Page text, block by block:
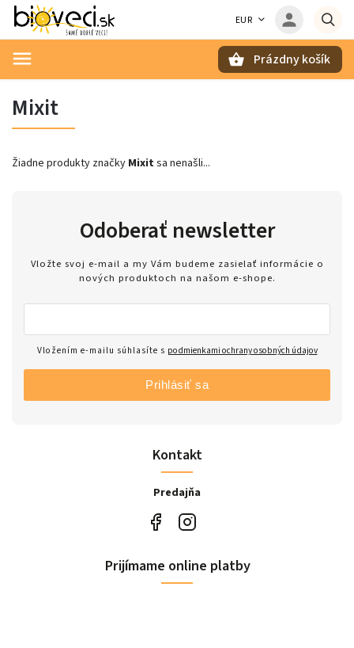
EUR
Prázdny košík
Mixit
Žiadne produkty značky Mixitsa nenašli...
Kontakt
Predajňa
Odoberať newsletter
Vložte svoj e-mail a my Vám budeme zasielať informácie o
nových produktoch na našom e-shope.
Vložením e-mailu súhlasíte s podmienkami ochrany osobných údajov
Prihlásiť sa
Prijímame online platby